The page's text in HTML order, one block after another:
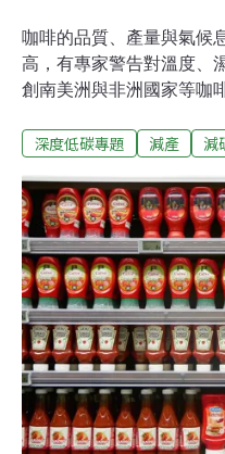
咖啡的品質、產量與氣候
高，有專家警告對溫度、
創南美洲與非洲國家等咖
能成為對抗氣候變遷的主
塔（Robusta），阿拉比
味道多變，咖啡因含量也
一。然而，近年羅布斯塔
術改良而增產，也因為相
能抵抗日益嚴重的氣候變
反超阿拉比卡2016年，一
重威脅咖啡的供應鏈，比
1℃，每公頃咖啡產量就
來，該國咖啡產量已下
著氣溫逐步升高，咖啡種
深度低碳專題 減產 減